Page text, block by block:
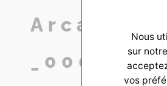
Arcachon-
Nous
sur
vos